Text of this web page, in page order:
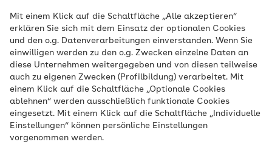
Mit einem Klick auf die Schaltfläche „Alle akzeptieren“
erklären Sie sich mit dem Einsatz der optionalen Cookies
und den o.g. Datenverarbeitungen einverstanden. Wenn Sie
einwilligen werden zu den o.g. Zwecken einzelne Daten an
diese Unternehmen weitergegeben und von diesen teilweise
auch zu eigenen Zwecken (Profilbildung) verarbeitet. Mit
einem Klick auf die Schaltfläche „Optionale Cookies
ablehnen“ werden ausschließlich funktionale Cookies
eingesetzt. Mit einem Klick auf die Schaltfläche „Individuelle
Einstellungen“ können persönliche Einstellungen
vorgenommen werden.
Eine Leistung bei allen AOKs
An 365 Tagen im Jahr stehen AOK-
Versicherten Fachärztinnen und Fachärzte
sowie medizinische Expertinnen und
Experten aus den verschiedensten
Fachrichtungen bei Clarimedis, dem
medizinischen Info-Telefon der AOK, zur